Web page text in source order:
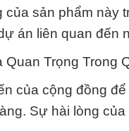
sản phẩm này
án liên quan đến
Trọng Trong
của cộng đồng
Sự hài lòng